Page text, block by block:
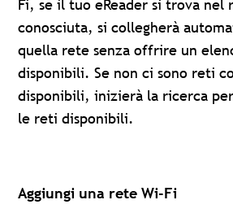
Fi, se il tuo eReader si trova nel
conosciuta, si collegherà
quella rete senza offrire un
disponibili. Se non ci sono reti
disponibili, inizierà la ricerca
le reti disponibili.
Aggiungi una rete Wi-Fi